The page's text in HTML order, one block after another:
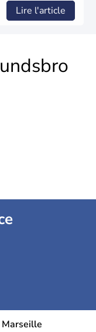
Lire l'article
Marseille